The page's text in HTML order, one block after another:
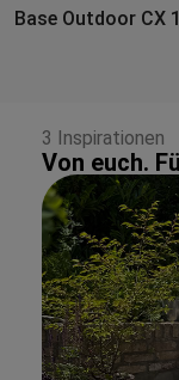
Side&Back
3 Inspirationen
Von euch.